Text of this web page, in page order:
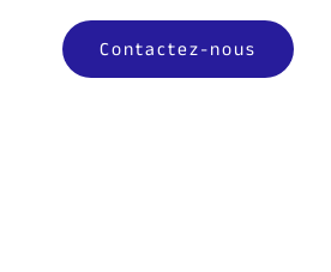
Contactez-nous